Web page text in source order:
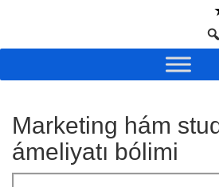
Marketing hám
ámeliyatı bólimi